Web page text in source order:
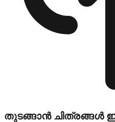
തുടങ്ങാൻ ചിത്രങ്ങൾ